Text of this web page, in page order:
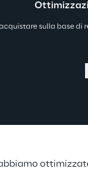
sulla base